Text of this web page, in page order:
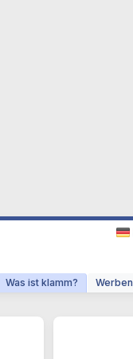
Was ist klamm? Werben